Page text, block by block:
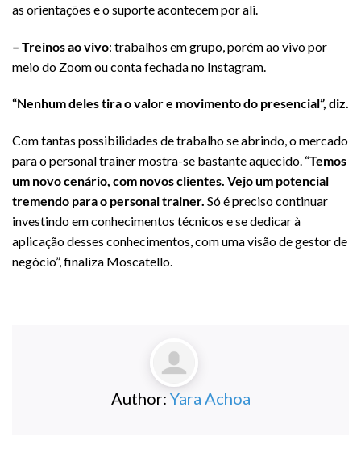
as orientações e o suporte acontecem por ali.
– Treinos ao vivo: trabalhos em grupo, porém ao vivo por
meio do Zoom ou conta fechada no Instagram.
“Nenhum deles tira o valor e movimento do presencial”, diz.
Com tantas possibilidades de trabalho se abrindo, o mercado
para o personal trainer mostra-se bastante aquecido. “Temos
um novo cenário, com novos clientes. Vejo um potencial
tremendo para o personal trainer. Só é preciso continuar
investindo em conhecimentos técnicos e se dedicar à
aplicação desses conhecimentos, com uma visão de gestor de
negócio”, finaliza Moscatello.
Author: Yara Achoa